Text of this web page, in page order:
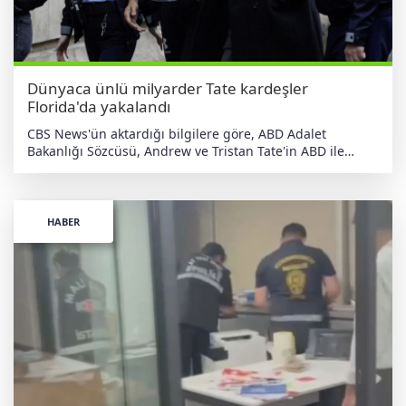
ay 15 güne kadar hapis cezası talep ediliyordu.
haberdeger.com Bağımsız • Yerli • Antiemperyalist
Dünyaca ünlü milyarder Tate kardeşler
Florida'da yakalandı
CBS News'ün aktardığı bilgilere göre, ABD Adalet
Bakanlığı Sözcüsü, Andrew ve Tristan Tate'in ABD ile
bünyesindeki federal kolluk kuvveti sözcüsü Brady
McCarron ise Associated Press'e yaptığı açıklamada,
gözaltı kararına ilişkin yakalama emrinin gizli olduğunu
belirterek suçlamalara dair ayrıntı paylaşmaktan kaçındı.
Operasyonun arka planı İngiltere'de 39 yaşındaki Andrew
Tate hakkında 7 tecavüz, cinsel istismar amacıyla insan
kaçakçılığını organize etmek veya kolaylaştırmakla ilgili 3
suçlama, kasten yaralamaya ilişkin 3 suçlama ve çocuk
istismarı görüntüleriyle bağlantılı 19 suçlama
yöneltilmişti. 38 yaşındaki Tristan Tate ise 1 cinsel saldırı,
2 tecavüz ve cinsel istismar amacıyla insan kaçakçılığını
organize etmek ya da kolaylaştırmakla ilgili 3 suçlamayla
HABER